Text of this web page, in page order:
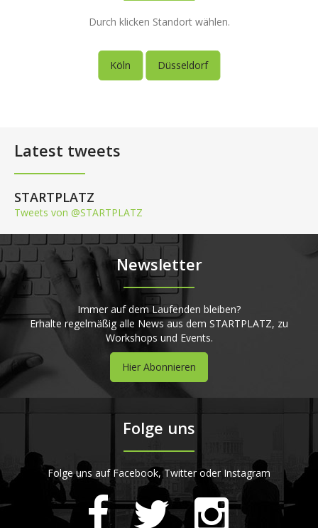
Durch klicken Standort wählen.
Köln Düsseldorf
Latest tweets
STARTPLATZ
Tweets von @STARTPLATZ
Newsletter
Immer auf dem Laufenden bleiben?
Erhalte regelmäßig alle News aus dem STARTPLATZ, zu
Workshops und Events.
Hier Abonnieren
Folge uns
Folge uns auf Facebook, Twitter oder Instagram